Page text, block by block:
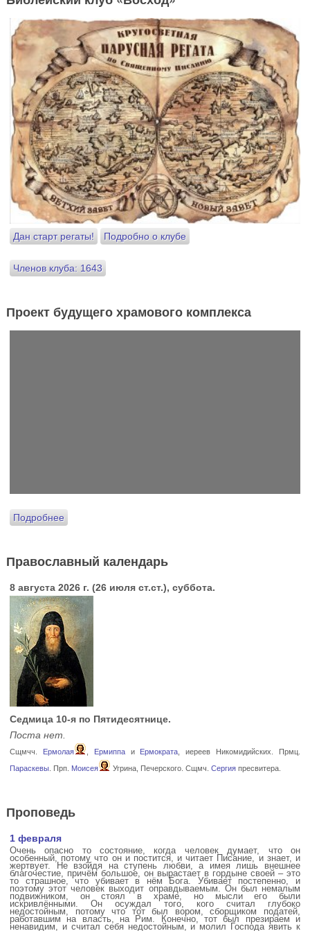
Дан старт регаты! Подробно о клубе
Членов клуба: 1643
Проект будущего храмового комплекса
Подробнее
Православный календарь
8 августа 2026 г. (26 июля ст.ст.), суббота.
Седмица 10-я по Пятидесятнице.
Поста нет.
Сщмчч. Ермолая Ермиппаи Ермократа , иереев Никомидийских. Прмц.
Параскевы. Прп. Моисея Угрина, Печерского. Сщмч. Сергияпресвитера.
Проповедь
1 февраля
Очень опасно то состояние, когда человек думает, что он
особенный, потому что он и постится, и читает Писание, и знает, и
жертвует. Не взойдя на ступень любви, а имея лишь внешнее
благочестие, причём большое, он вырастает в гордыне своей – это
то страшное, что убивает в нём Бога. Убивает постепенно, и
поэтому этот человек выходит оправдываемым. Он был немалым
подвижником, он стоял в храме, но мысли его были
искривлёнными. Он осуждал того, кого считал глубоко
недостойным, потому что тот был вором, сборщиком податей,
работавшим на власть, на Рим. Конечно, тот был презираем и
ненавидим, и считал себя недостойным, и молил Господа явить к